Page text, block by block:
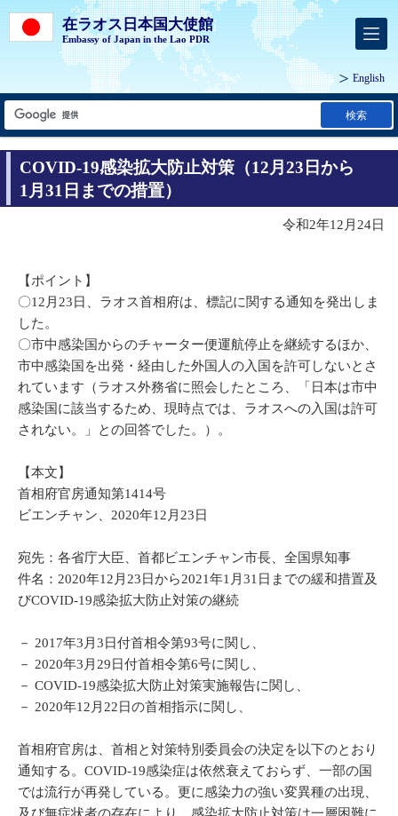
在ラオス日本国大使館
Embassy of Japan in the Lao PDR
English
検索
COVID-19感染拡大防止対策（12月23日から
1月31日までの措置）
令和2年12月24日
【ポイント】
〇12月23日、ラオス首相府は、標記に関する通知を発出しま
した。
〇市中感染国からのチャーター便運航停止を継続するほか、
市中感染国を出発・経由した外国人の入国を許可しないとさ
れています（ラオス外務省に照会したところ、「日本は市中
感染国に該当するため、現時点では、ラオスへの入国は許可
されない。」との回答でした。）。
【本文】
首相府官房通知第1414号
ビエンチャン、2020年12月23日
宛先：各省庁大臣、首都ビエンチャン市長、全国県知事
件名：2020年12月23日から2021年1月31日までの緩和措置及
びCOVID-19感染拡大防止対策の継続
－ 2017年3月3日付首相令第93号に関し、
－ 2020年3月29日付首相令第6号に関し、
－ COVID-19感染拡大防止対策実施報告に関し、
－ 2020年12月22日の首相指示に関し、
首相府官房は、首相と対策特別委員会の決定を以下のとおり
通知する。COVID-19感染症は依然衰えておらず、一部の国
では流行が再発している。更に感染力の強い変異種の出現、